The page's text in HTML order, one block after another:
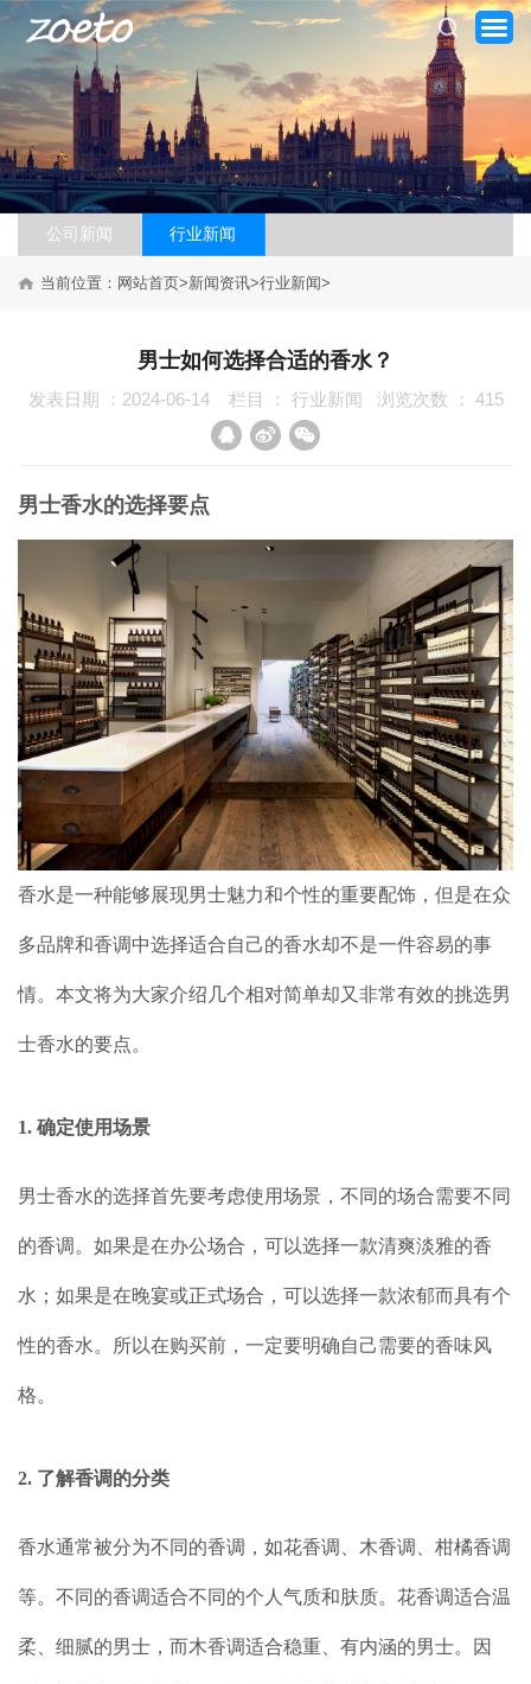
加盟案例
品牌加盟
联系我们
公司新闻 行业新闻
当前位置： 网站首页>新闻资讯>行业新闻>
男士如何选择合适的香水？
发表日期 ：2024-06-14 栏目 ： 行业新闻 浏览次数 ： 415
男士香水的选择要点
香水是一种能够展现男士魅力和个性的重要配饰，但是在众
多品牌和香调中选择适合自己的香水却不是一件容易的事
情。本文将为大家介绍几个相对简单却又非常有效的挑选男
士香水的要点。
1. 确定使用场景
男士香水的选择首先要考虑使用场景，不同的场合需要不同
的香调。如果是在办公场合，可以选择一款清爽淡雅的香
水；如果是在晚宴或正式场合，可以选择一款浓郁而具有个
性的香水。所以在购买前，一定要明确自己需要的香味风
格。
2. 了解香调的分类
香水通常被分为不同的香调，如花香调、木香调、柑橘香调
等。不同的香调适合不同的个人气质和肤质。花香调适合温
柔、细腻的男士，而木香调适合稳重、有内涵的男士。因